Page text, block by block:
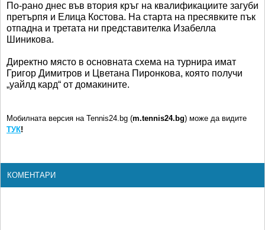
По-рано днес във втория кръг на квалификациите загуби
претърпя и Елица Костова. На старта на пресявките пък
отпадна и третата ни представителка Изабелла
Шиникова.
Директно място в основната схема на турнира имат
Григор Димитров и Цветана Пиронкова, която получи
„уайлд кард“ от домакините.
Мобилната версия на Tennis24.bg (m.tennis24.bg) може да видите
ТУК!
КОМЕНТАРИ